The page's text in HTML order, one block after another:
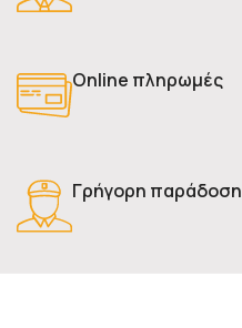
Online πληρωμές
Γρήγορη παράδοση